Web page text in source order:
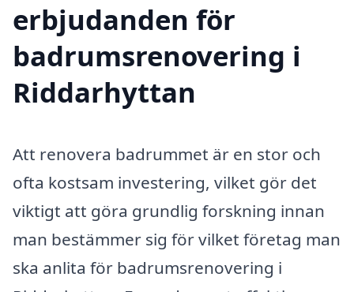
erbjudanden för
badrumsrenovering i
Riddarhyttan
Att renovera badrummet är en stor och
ofta kostsam investering, vilket gör det
viktigt att göra grundlig forskning innan
man bestämmer sig för vilket företag man
ska anlita för badrumsrenovering i